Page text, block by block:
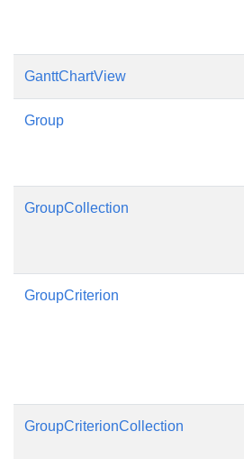
GanttChartView
Group
GroupCollection
GroupCriterion
GroupCriterionCollection